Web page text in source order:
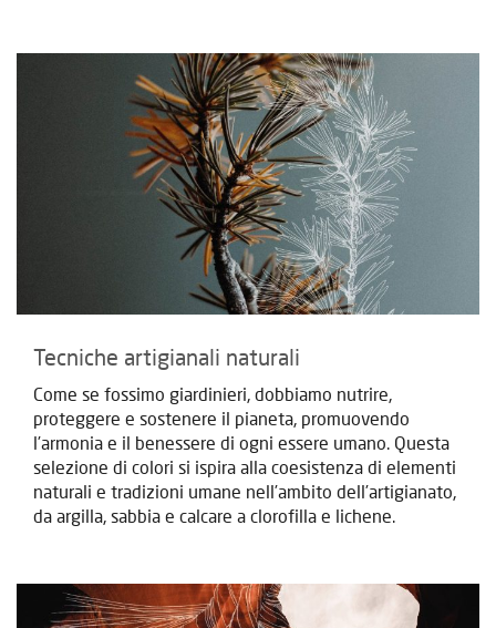
Tecniche artigianali naturali
Come se fossimo giardinieri, dobbiamo nutrire,
proteggere e sostenere il pianeta, promuovendo
l’armonia e il benessere di ogni essere umano. Questa
selezione di colori si ispira alla coesistenza di elementi
naturali e tradizioni umane nell’ambito dell’artigianato,
da argilla, sabbia e calcare a clorofilla e lichene.